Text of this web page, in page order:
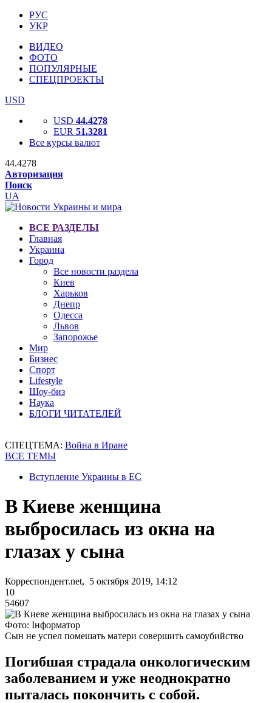
РУС
УКР
ВИДЕО
ФОТО
ПОПУЛЯРНЫЕ
СПЕЦПРОЕКТЫ
USD
USD 44.4278
EUR 51.3281
Все курсы валют
44.4278
Авторизация
Поиск
UA
ВСЕ РАЗДЕЛЫ
Главная
Украина
Город
Все новости раздела
Киев
Харьков
Днепр
Одесса
Львов
Запорожье
Мир
Бизнес
Спорт
Lifestyle
Шоу-биз
Наука
БЛОГИ ЧИТАТЕЛЕЙ
СПЕЦТЕМА: Война в Иране
ВСЕ ТЕМЫ
Вступление Украины в ЕС
В Киеве женщина
выбросилась из окна на
глазах у сына
Корреспондент.net, 5 октября 2019, 14:12
10
54607
Фото: Інформатор
Сын не успел помешать матери совершить самоубийство
Погибшая страдала онкологическим
заболеванием и уже неоднократно
пыталась покончить с собой.